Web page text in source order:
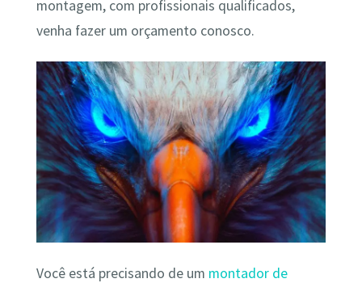
montagem, com profissionais qualificados,
venha fazer um orçamento conosco.
Você está precisando de um montador de